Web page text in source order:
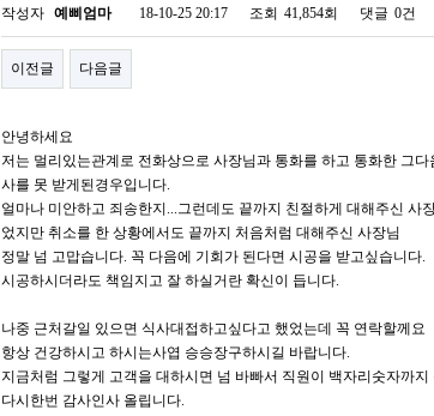
작성자 예삐엄마 18-10-25 20:17 조회 41,854회 댓글 0건
이전글 다음글
안녕하세요
저는 멀리있는관계로 전화상으로 사장님과 통화를 하고 통화한 그
사를 못 받게된경우입니다.
얼마나 미안하고 죄송한지...그런데도 끝까지 친절하게 대해주신 사
었지만 취소를 한 상황에서도 끝까지 처음처럼 대해주신 사장님
정말 넘 고맙습니다. 꼭 다음에 기회가 된다면 시공을 받고싶습니다.
시공하시더라도 책임지고 잘 하실거란 확신이 듭니다.
나중 근처갈일 있으면 식사대접하고싶다고 했었는데 꼭 연락할께요
항상 건강하시고 하시는사엽 승승장구하시길 바랍니다.
지금처럼 그렇게 고객을 대하시면 넘 바빠서 직원이 백자리숫자까
다시한번 감사인사 올립니다.